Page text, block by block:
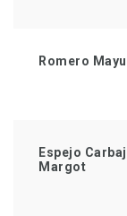
Romero
Espejo
Margot